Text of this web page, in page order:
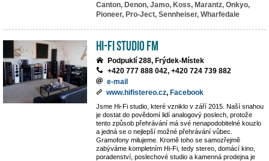
Canton, Denon, Jamo, Koss, Marantz, Onkyo,
Pioneer, Pro-Ject, Sennheiser, Wharfedale
Hi-Fi Studio FM
Podpuklí 288, Frýdek-Místek
+420 777 888 042, +420 724 739 882
e-mail
www.hifistereo.cz, Facebook
Jsme Hi-Fi studio, které vzniklo v září 2015. Naší snahou
je dostat do povědomí lidí analogový poslech, protože
tento způsob přehrávání má své nenapodobitelné kouzlo
a jedná se o nejlepší možné přehrávání vůbec.
Gramofony milujeme. Kromě toho se samozřejmě
zabýváme kompletním Hi-Fi, tedy stereo, domácí kino,
poradenství, poslechové studio a kamenná prodejna je